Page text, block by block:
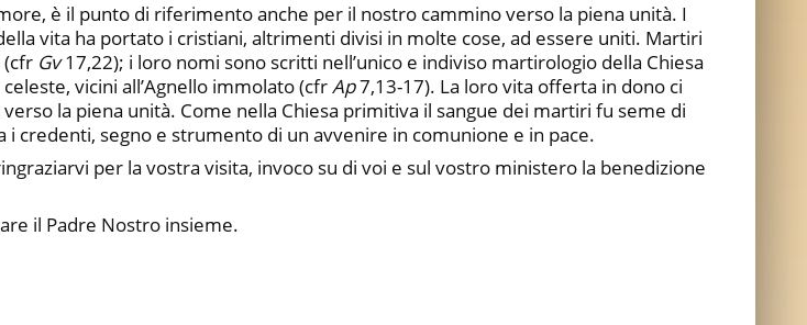
è il punto di riferimento anche per il nostro cammino verso la piena unità. I
vita ha portato i cristiani, altrimenti divisi in molte cose, ad essere uniti. Martiri
(cfr Gv17,22); i loro nomi sono scritti nell’unico e indiviso martirologio della Chiesa
vicini all’Agnello immolato (cfrAp7,13-17). La loro vita offerta in dono ci
la piena unità. Come nella Chiesa primitiva il sangue dei martiri fu seme di
credenti, segno e strumento di un avvenire in comunione e in pace.
per la vostra visita, invoco su di voi e sul vostro ministero la benedizione
il Padre Nostro insieme.